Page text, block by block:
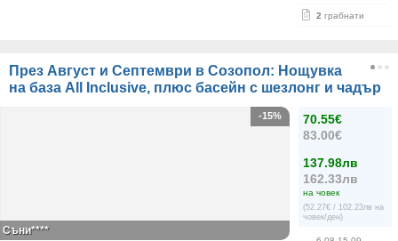
2 грабнати
През Август и Септември в Созопол: Нощувка
на база All Inclusive, плюс басейн с шезлонг и чадър
70.55€
83.00€
137.98лв
162.33лв
на човек
(52.27€ / 102.23лв на
човек/ден)
-15%
Съни****